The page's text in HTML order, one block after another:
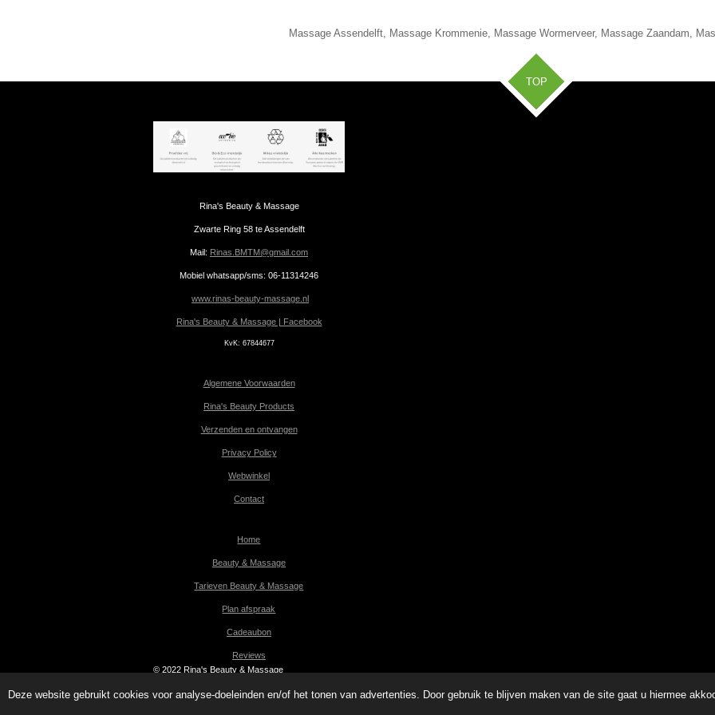
Deze website gebruikt cookies voor analyse-doeleinden en/of het tonen van advertenties. Door gebruik te blijven maken van de site gaat u hiermee
Massage Assendelft, Massage Krommenie, Massage Wormerveer, Massage Zaandam,
TOP
Rina's Beauty & Massage
Zwarte Ring 58 te Assendelft
Mail: Rinas.BMTM@gmail.com
Mobiel whatsapp/sms: 06-11314246
www.rinas-beauty-massage.nl
Rina's Beauty & Massage | Facebook
KvK: 67844677
Algemene Voorwaarden
Rina's Beauty Products
Verzenden en ontvangen
Privacy Policy
Webwinkel
Contact
Home
Beauty & Massage
Tarieven Beauty & Massage
Plan afspraak
Cadeaubon
Reviews
© 2022 Rina's Beauty & Massage